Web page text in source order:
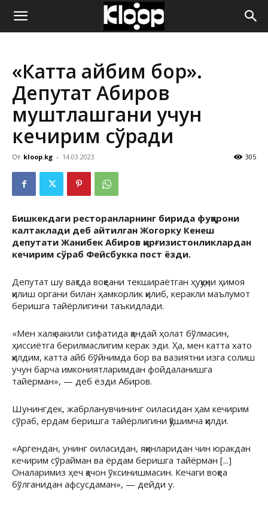
ҚИРҒИЗИСТОН
ЯНГИЛИКЛАРИ
«Катта айбим бор».
Депутат Абиров
муштлашгани учун
кечирим сўради
От kloop.kg - 14.03.2023 305
Бишкекдаги ресторанларнинг бирида фуқарони
калтаклади деб айтилган Жогорку Кенеш
депутати Жанибек Абиров қирғизистонликлардан
кечирим сўраб Фейсбукка пост ёзди.
Депутат шу вақтда воқеани текшираётган ҳуқуқни ҳимоя
қилиш органи билан ҳамкорлик қилиб, керакли маълумот
беришга тайёрлигини таъкидлади.
«Мен халқ вакили сифатида қандай ҳолат бўлмасин,
ҳиссиётга берилмаслигим керак эди. Ҳа, мен катта хато
қилдим, катта айб бўйнимда бор ва вазиятни изга солиш
учун барча имкониятларимдан фойдаланишга
тайёрман», — деб ёзди Абиров.
Шунингдек, жабрланувчининг оиласидан ҳам кечирим
сўраб, ёрдам беришга тайёрлигини қўшимча қилди.
«Аргендан, унинг оиласидан, яқинларидан чин юракдан
кечирим сўрайман ва ёрдам беришга тайёрман [...]
Оналаримиз ҳеч қачон ўксинишмасин. Кечаги воқеа
бўлганидан афсусдаман», — дейди у.